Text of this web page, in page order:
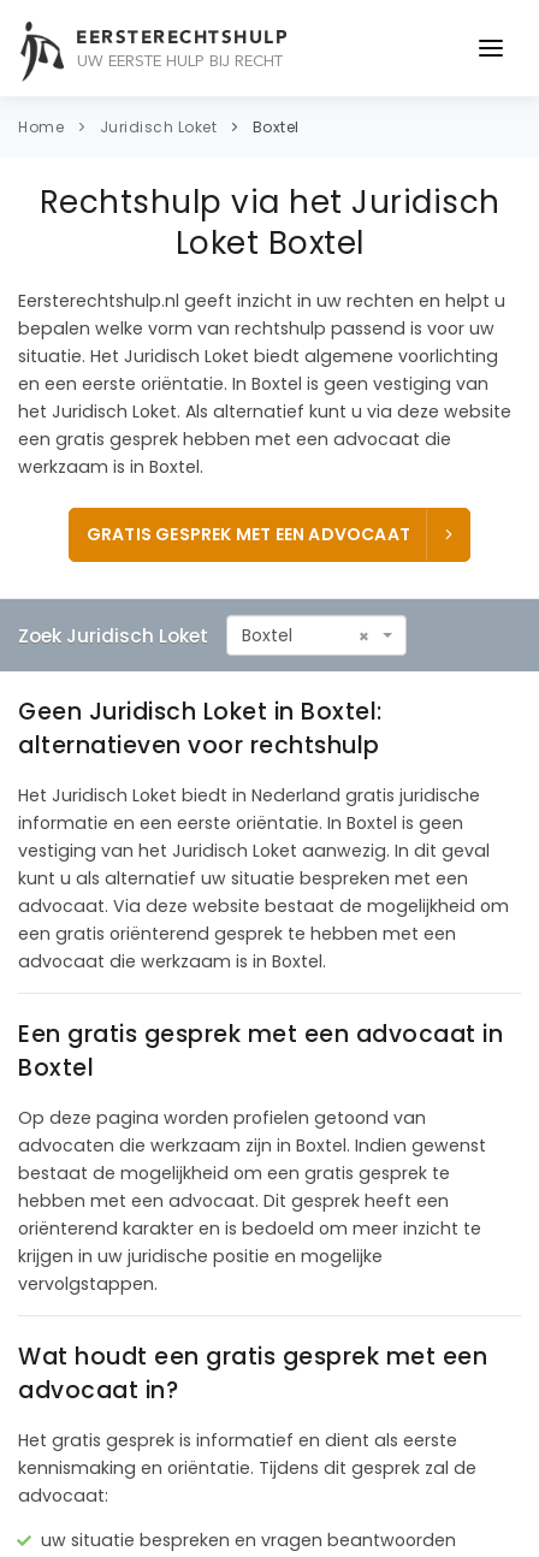
EERSTERECHTSHULP
UW EERSTE HULP BIJ RECHT
ONDERWERPEN
CONTACT
Home Juridisch Loket Boxtel
Rechtshulp via het Juridisch
Loket Boxtel
Eersterechtshulp.nl geeft inzicht in uw rechten en helpt u
bepalen welke vorm van rechtshulp passend is voor uw
situatie. Het Juridisch Loket biedt algemene voorlichting
en een eerste oriëntatie. In Boxtel is geen vestiging van
het Juridisch Loket. Als alternatief kunt u via deze website
een gratis gesprek hebben met een advocaat die
werkzaam is in Boxtel.
GRATIS GESPREK MET EEN ADVOCAAT
Zoek Juridisch Loket ×
Boxtel
Geen Juridisch Loket in Boxtel:
alternatieven voor rechtshulp
Het Juridisch Loket biedt in Nederland gratis juridische
informatie en een eerste oriëntatie. In Boxtel is geen
vestiging van het Juridisch Loket aanwezig. In dit geval
kunt u als alternatief uw situatie bespreken met een
advocaat. Via deze website bestaat de mogelijkheid om
een gratis oriënterend gesprek te hebben met een
advocaat die werkzaam is in Boxtel.
Een gratis gesprek met een advocaat in
Boxtel
Op deze pagina worden profielen getoond van
advocaten die werkzaam zijn in Boxtel. Indien gewenst
bestaat de mogelijkheid om een gratis gesprek te
hebben met een advocaat. Dit gesprek heeft een
oriënterend karakter en is bedoeld om meer inzicht te
krijgen in uw juridische positie en mogelijke
vervolgstappen.
Wat houdt een gratis gesprek met een
advocaat in?
Het gratis gesprek is informatief en dient als eerste
kennismaking en oriëntatie. Tijdens dit gesprek zal de
advocaat:
uw situatie bespreken en vragen beantwoorden